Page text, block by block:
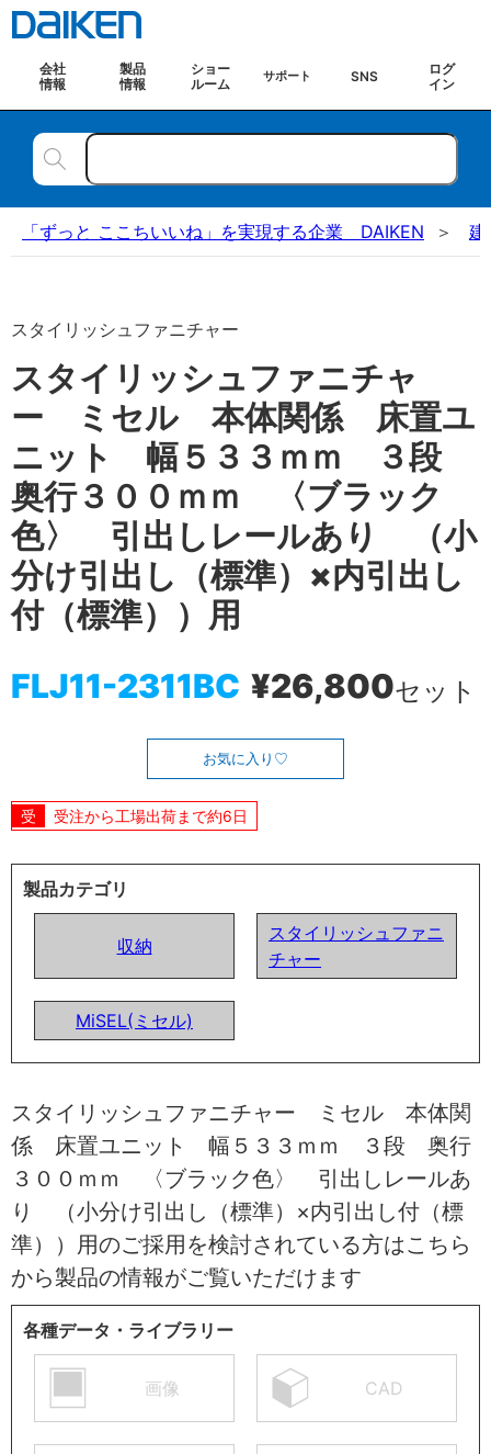
会社
情報
製品
情報
ショー
ルーム
サポート SNS
ログ
イン
「ずっと ここちいいね」を実現する企業 DAIKEN 建
スタイリッシュファニチャー
スタイリッシュファニチャ
ー ミセル 本体関係 床置ユ
ニット 幅５３３ｍｍ ３段
奥行３００ｍｍ 〈ブラック
色〉 引出しレールあり （小
分け引出し（標準）×内引出し
付（標準））用
FLJ11-2311BC ¥26,800セット
お気に入り
受注から工場出荷まで約6日
製品カテゴリ
収納
スタイリッシュファニ
チャー
MiSEL(ミセル)
スタイリッシュファニチャー ミセル 本体関
係 床置ユニット 幅５３３ｍｍ ３段 奥行
３００ｍｍ 〈ブラック色〉 引出しレールあ
り （小分け引出し（標準）×内引出し付（標
準））用のご採用を検討されている方はこちら
から製品の情報がご覧いただけます
各種データ・ライブラリー
画像 CAD